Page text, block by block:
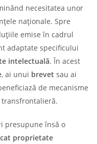
necesitatea unor
naționale. Spre
emise în cadrul
adaptate specificului
intelectuală. În acest
, ai unui brevet sau ai
de mecanisme
presupune însă o
proprietate